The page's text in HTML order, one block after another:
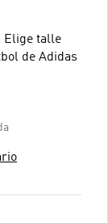
Elige talle
de Adidas